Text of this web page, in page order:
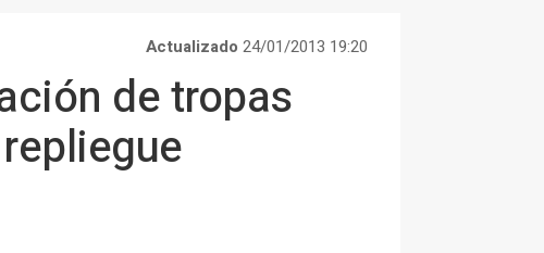
Actualizado 24/01/2013 19:20
de tropas